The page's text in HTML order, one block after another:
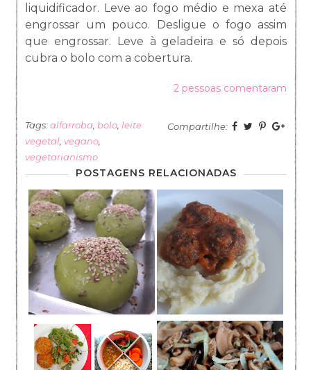
liquidificador. Leve ao fogo médio e mexa até
engrossar um pouco. Desligue o fogo assim
que engrossar. Leve à geladeira e só depois
cubra o bolo com a cobertura.
2 pessoas comentaram
Tags:alfarroba bolo leite
vegetal ,vegano
vegetarianismo
Compartilhe:
POSTAGENS RELACIONADAS